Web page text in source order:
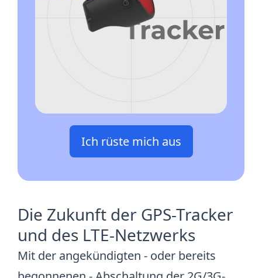
Ich rüste mich aus
Die Zukunft der GPS-Tracker
und des LTE-Netzwerks
Mit der angekündigten - oder bereits